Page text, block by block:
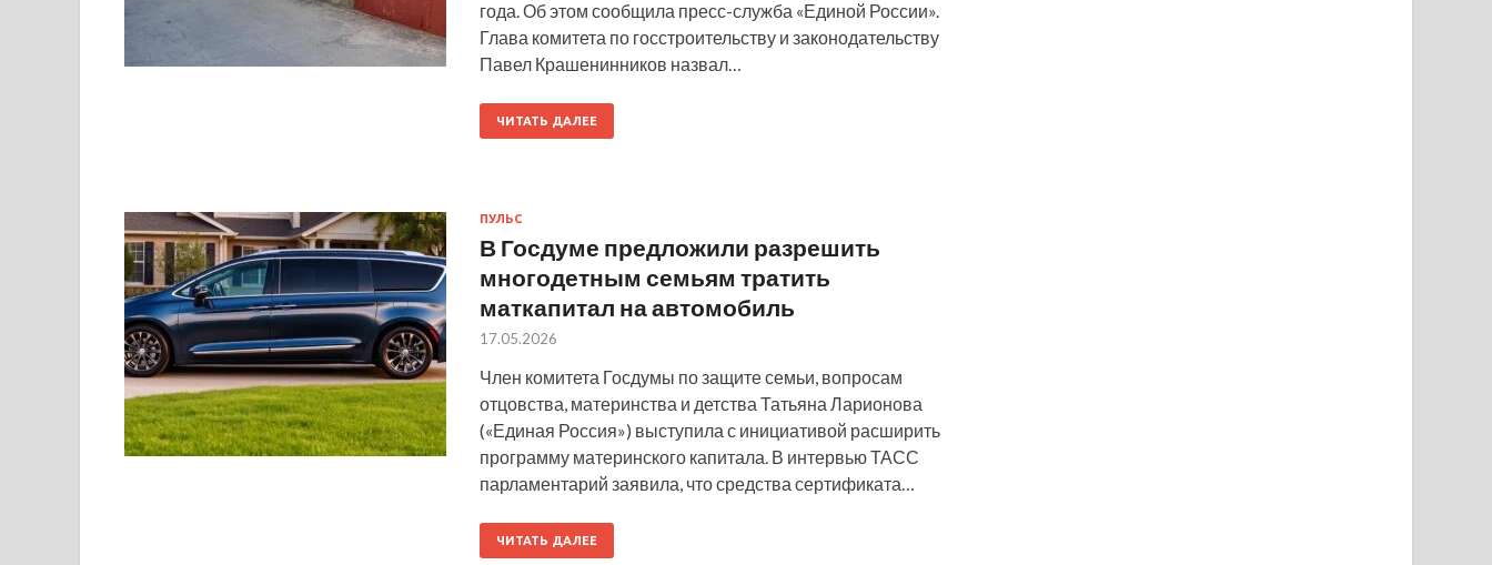
года. Об этом сообщила пресс-служба «Единой России».
Глава комитета по госстроительству и законодательству
Павел Крашенинников назвал…
ЧИТАТЬ ДАЛЕЕ
ПУЛЬС
В Госдуме предложили разрешить
многодетным семьям тратить
маткапитал на автомобиль
17.05.2026
Член комитета Госдумы по защите семьи, вопросам
отцовства, материнства и детства Татьяна Ларионова
(«Единая Россия») выступила с инициативой расширить
программу материнского капитала. В интервью ТАСС
парламентарий заявила, что средства сертификата…
ЧИТАТЬ ДАЛЕЕ